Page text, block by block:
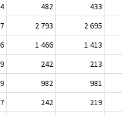
482
433
2 793 2 695
1 466
1 413
242
213
982
981
242
219